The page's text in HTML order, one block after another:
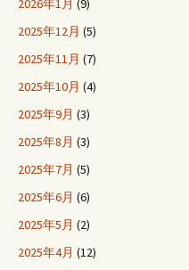
2026年1月 (9)
2025年12月 (5)
2025年11月 (7)
2025年10月 (4)
2025年9月 (3)
2025年8月 (3)
2025年7月 (5)
2025年6月 (6)
2025年5月 (2)
2025年4月 (12)